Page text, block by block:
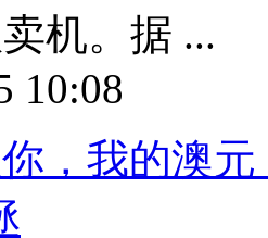
机。据 ...
10:08
，我的澳元